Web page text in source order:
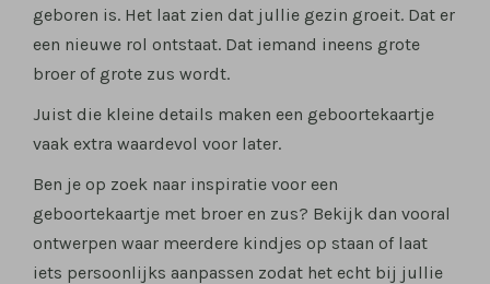
geboren is. Het laat zien dat jullie gezin groeit. Dat er
een nieuwe rol ontstaat. Dat iemand ineens grote
broer of grote zus wordt.
Juist die kleine details maken een geboortekaartje
vaak extra waardevol voor later.
Ben je op zoek naar inspiratie voor een
geboortekaartje met broer en zus? Bekijk dan vooral
ontwerpen waar meerdere kindjes op staan of laat
iets persoonlijks aanpassen zodat het echt bij jullie